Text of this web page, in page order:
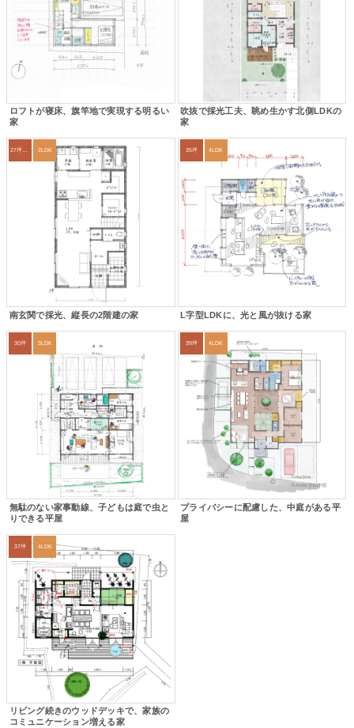
ロフトが寝床、旗竿地で実現する明るい
家
吹抜で採光工夫、眺め生かす北側LDKの
家
27坪〜30坪 2LDK
南玄関で採光、縦長の2階建の家
35坪 4LDK
L字型LDKに、光と風が抜ける家
30坪 3LDK
無駄のない家事動線、子どもは庭で虫と
りできる平屋
39坪 4LDK
プライバシーに配慮した、中庭がある平
屋
37坪 4LDK
リビング続きのウッドデッキで、家族の
コミュニケーション増える家